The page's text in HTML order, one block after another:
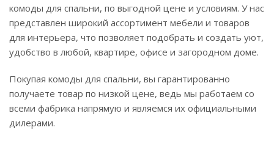
комоды для спальни, по выгодной цене и условиям. У нас
представлен широкий ассортимент мебели и товаров
для интерьера, что позволяет подобрать и создать уют,
удобство в любой, квартире, офисе и загородном доме.
Покупая комоды для спальни, вы гарантированно
получаете товар по низкой цене, ведь мы работаем со
всеми фабрика напрямую и являемся их официальными
дилерами.